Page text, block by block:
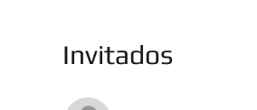
Invitados